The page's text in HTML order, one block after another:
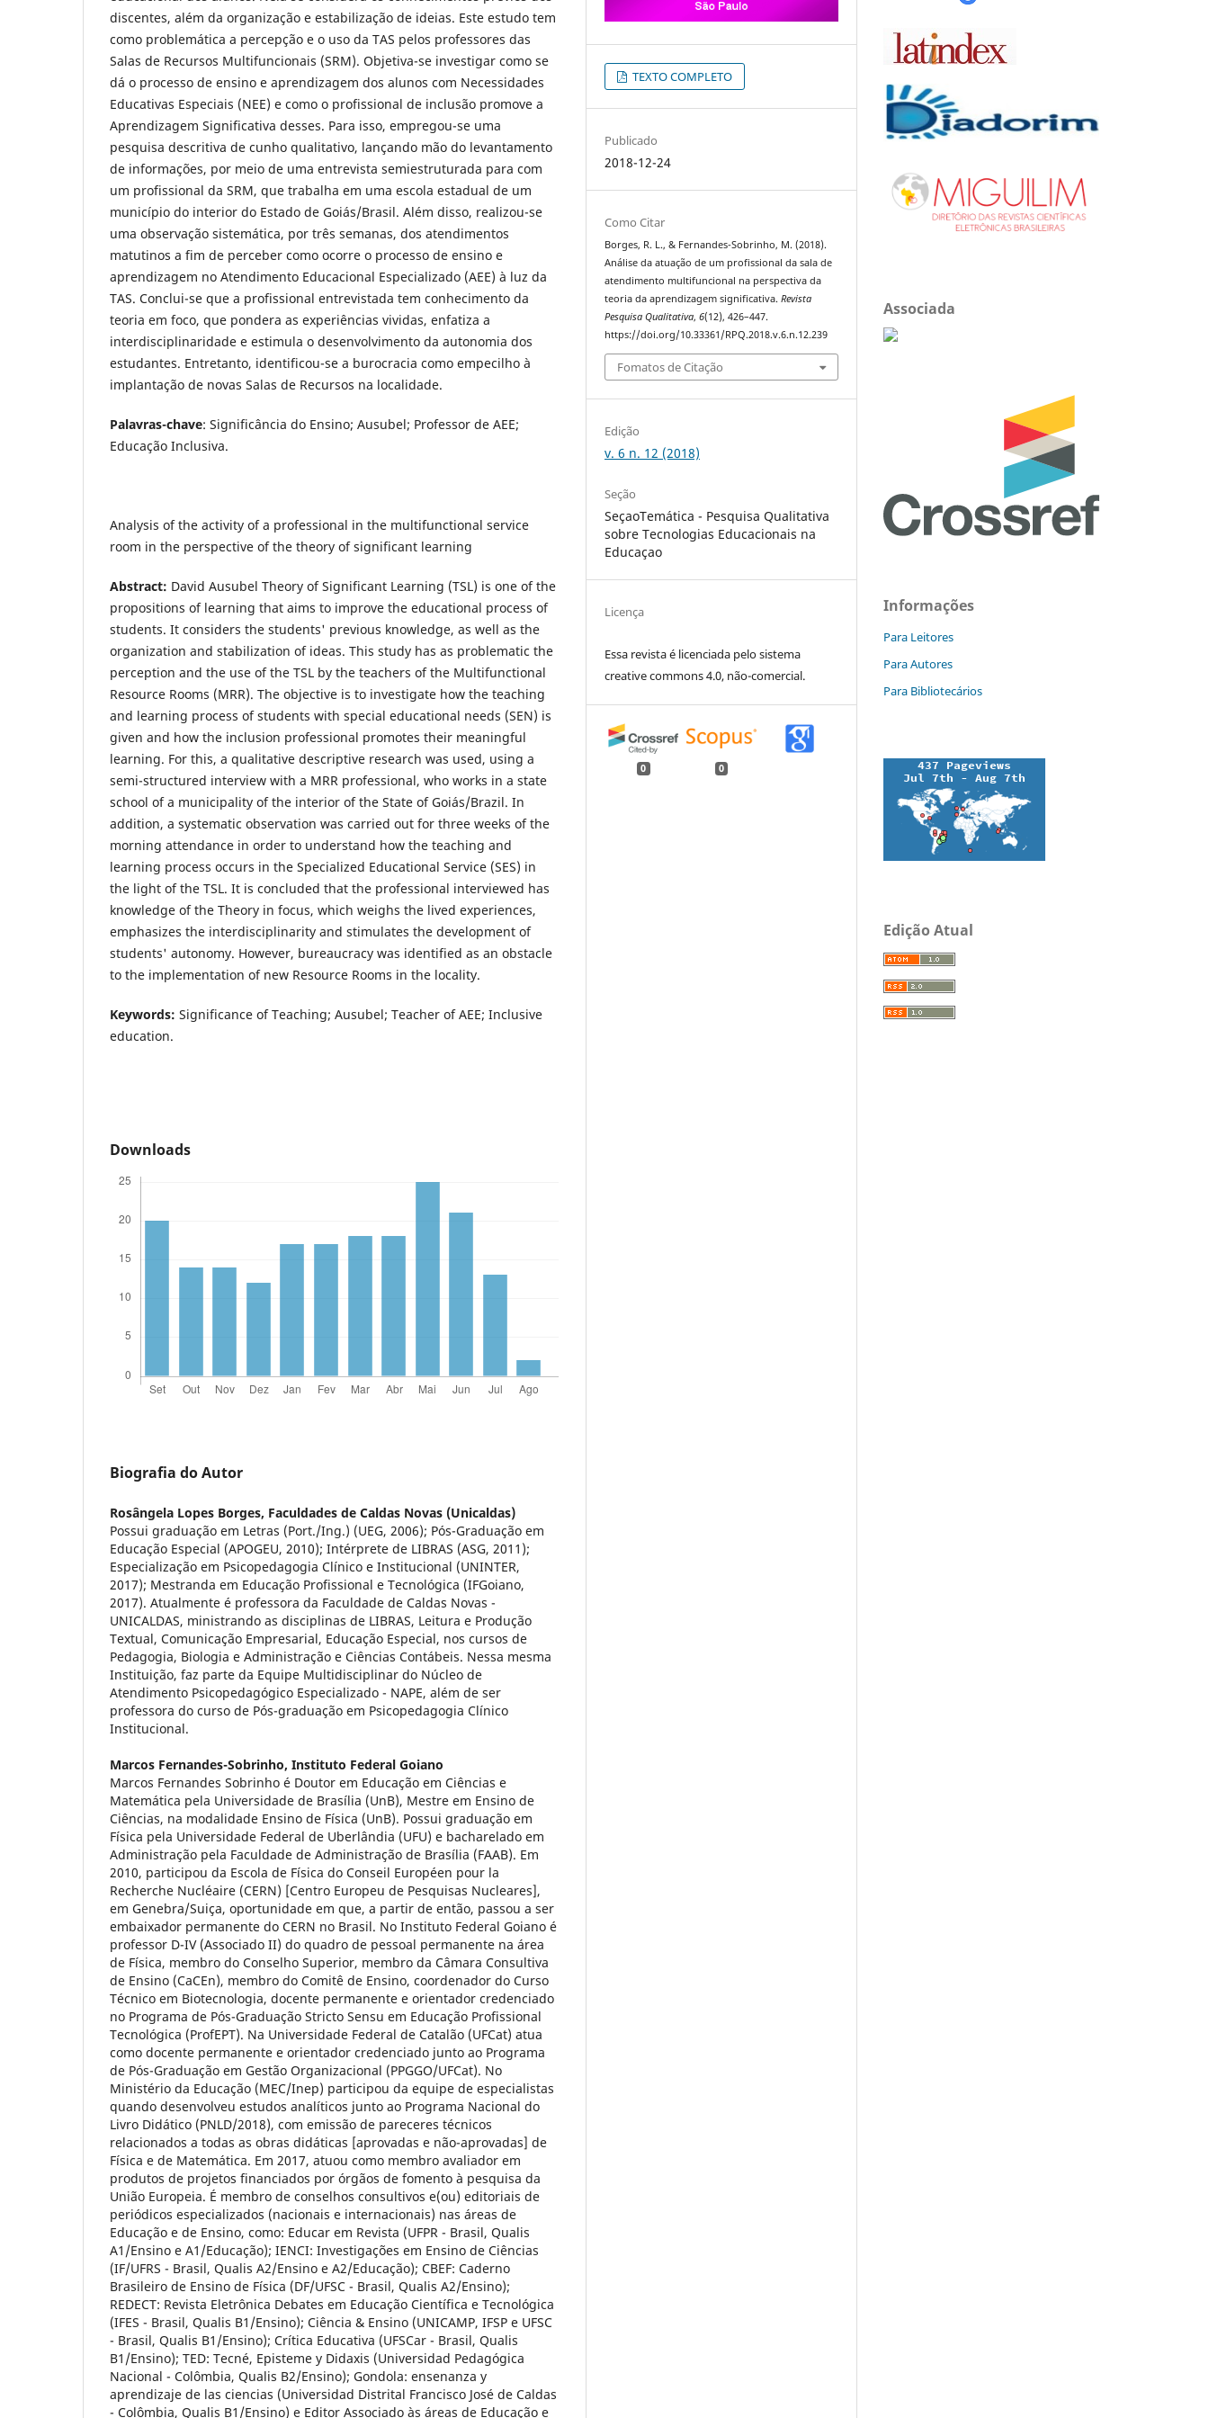
discentes, além da organização e estabilização de ideias. Este estudo tem
como problemática a percepção e o uso da TAS pelos professores das
Salas de Recursos Multifuncionais (SRM). Objetiva-se investigar como se
dá o processo de ensino e aprendizagem dos alunos com Necessidades
Educativas Especiais (NEE) e como o profissional de inclusão promove a
Aprendizagem Significativa desses. Para isso, empregou-se uma
pesquisa descritiva de cunho qualitativo, lançando mão do levantamento
de informações, por meio de uma entrevista semiestruturada para com
um profissional da SRM, que trabalha em uma escola estadual de um
município do interior do Estado de Goiás/Brasil. Além disso, realizou-se
uma observação sistemática, por três semanas, dos atendimentos
matutinos a fim de perceber como ocorre o processo de ensino e
aprendizagem no Atendimento Educacional Especializado (AEE) à luz da
TAS. Conclui-se que a profissional entrevistada tem conhecimento da
teoria em foco, que pondera as experiências vividas, enfatiza a
interdisciplinaridade e estimula o desenvolvimento da autonomia dos
estudantes. Entretanto, identificou-se a burocracia como empecilho à
implantação de novas Salas de Recursos na localidade.
Palavras-chave: Significância do Ensino; Ausubel; Professor de AEE;
Educação Inclusiva.
Analysis of the activity of a professional in the multifunctional service
room in the perspective of the theory of significant learning
Abstract: David Ausubel Theory of Significant Learning (TSL) is one of the
propositions of learning that aims to improve the educational process of
students. It considers the students' previous knowledge, as well as the
organization and stabilization of ideas. This study has as problematic the
perception and the use of the TSL by the teachers of the Multifunctional
Resource Rooms (MRR). The objective is to investigate how the teaching
and learning process of students with special educational needs (SEN) is
given and how the inclusion professional promotes their meaningful
learning. For this, a qualitative descriptive research was used, using a
semi-structured interview with a MRR professional, who works in a state
school of a municipality of the interior of the State of Goiás/Brazil. In
addition, a systematic observation was carried out for three weeks of the
morning attendance in order to understand how the teaching and
learning process occurs in the Specialized Educational Service (SES) in
the light of the TSL. It is concluded that the professional interviewed has
knowledge of the Theory in focus, which weighs the lived experiences,
emphasizes the interdisciplinarity and stimulates the development of
students' autonomy. However, bureaucracy was identified as an obstacle
to the implementation of new Resource Rooms in the locality.
Keywords: Significance of Teaching; Ausubel; Teacher of AEE; Inclusive
education.
Downloads
Biografia do Autor
Rosângela Lopes Borges, Faculdades de Caldas Novas (Unicaldas)
Possui graduação em Letras (Port./Ing.) (UEG, 2006); Pós-Graduação em
Educação Especial (APOGEU, 2010); Intérprete de LIBRAS (ASG, 2011);
Especialização em Psicopedagogia Clínico e Institucional (UNINTER,
2017); Mestranda em Educação Profissional e Tecnológica (IFGoiano,
2017). Atualmente é professora da Faculdade de Caldas Novas -
UNICALDAS, ministrando as disciplinas de LIBRAS, Leitura e Produção
Textual, Comunicação Empresarial, Educação Especial, nos cursos de
Pedagogia, Biologia e Administração e Ciências Contábeis. Nessa mesma
Instituição, faz parte da Equipe Multidisciplinar do Núcleo de
Atendimento Psicopedagógico Especializado - NAPE, além de ser
professora do curso de Pós-graduação em Psicopedagogia Clínico
Institucional.
Marcos Fernandes-Sobrinho, Instituto Federal Goiano
Marcos Fernandes Sobrinho é Doutor em Educação em Ciências e
Matemática pela Universidade de Brasília (UnB), Mestre em Ensino de
Ciências, na modalidade Ensino de Física (UnB). Possui graduação em
Física pela Universidade Federal de Uberlândia (UFU) e bacharelado em
Administração pela Faculdade de Administração de Brasília (FAAB). Em
2010, participou da Escola de Física do Conseil Européen pour la
Recherche Nucléaire (CERN) [Centro Europeu de Pesquisas Nucleares],
em Genebra/Suiça, oportunidade em que, a partir de então, passou a ser
embaixador permanente do CERN no Brasil. No Instituto Federal Goiano é
professor D-IV (Associado II) do quadro de pessoal permanente na área
de Física, membro do Conselho Superior, membro da Câmara Consultiva
de Ensino (CaCEn), membro do Comitê de Ensino, coordenador do Curso
Técnico em Biotecnologia, docente permanente e orientador credenciado
no Programa de Pós-Graduação Stricto Sensu em Educação Profissional
Tecnológica (ProfEPT). Na Universidade Federal de Catalão (UFCat) atua
como docente permanente e orientador credenciado junto ao Programa
de Pós-Graduação em Gestão Organizacional (PPGGO/UFCat). No
Ministério da Educação (MEC/Inep) participou da equipe de especialistas
quando desenvolveu estudos analíticos junto ao Programa Nacional do
Livro Didático (PNLD/2018), com emissão de pareceres técnicos
relacionados a todas as obras didáticas [aprovadas e não-aprovadas] de
Física e de Matemática. Em 2017, atuou como membro avaliador em
produtos de projetos financiados por órgãos de fomento à pesquisa da
União Europeia. É membro de conselhos consultivos e(ou) editoriais de
periódicos especializados (nacionais e internacionais) nas áreas de
Educação e de Ensino, como: Educar em Revista (UFPR - Brasil, Qualis
A1/Ensino e A1/Educação); IENCI: Investigações em Ensino de Ciências
(IF/UFRS - Brasil, Qualis A2/Ensino e A2/Educação); CBEF: Caderno
Brasileiro de Ensino de Física (DF/UFSC - Brasil, Qualis A2/Ensino);
REDECT: Revista Eletrônica Debates em Educação Científica e Tecnológica
(IFES - Brasil, Qualis B1/Ensino); Ciência & Ensino (UNICAMP, IFSP e UFSC
- Brasil, Qualis B1/Ensino); Crítica Educativa (UFSCar - Brasil, Qualis
B1/Ensino); TED: Tecné, Episteme y Didaxis (Universidad Pedagógica
Nacional - Colômbia, Qualis B2/Ensino); Gondola: ensenanza y
aprendizaje de las ciencias (Universidad Distrital Francisco José de Caldas
- Colômbia, Qualis B1/Ensino) e Editor Associado às áreas de Educação e
TEXTO COMPLETO
Publicado
2018-12-24
Como Citar
Borges, R. L., & Fernandes-Sobrinho, M. (2018).
Análise da atuação de um profissional da sala de
atendimento multifuncional na perspectiva da
teoria da aprendizagem significativa.Revista
Pesquisa Qualitativa,6(12), 426–447.
https://doi.org/10.33361/RPQ.2018.v.6.n.12.239
Fomatos de Citação
Edição
v. 6 n. 12 (2018)
Seção
SeçaoTemática - Pesquisa Qualitativa
sobre Tecnologias Educacionais na
Educaçao
Licença
Essa revista é licenciada pelo sistema
creative commons 4.0, não-comercial.
0 0
Associada
Informações
Para Leitores
Para Autores
Para Bibliotecários
Edição Atual